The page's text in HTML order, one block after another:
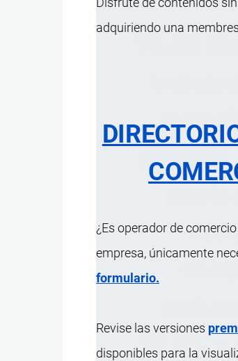
adquiriendo una
¿Es operador de
empresa, únicamente
formulario.
Revise las versiones
disponibles para la
96.02
35.03, y